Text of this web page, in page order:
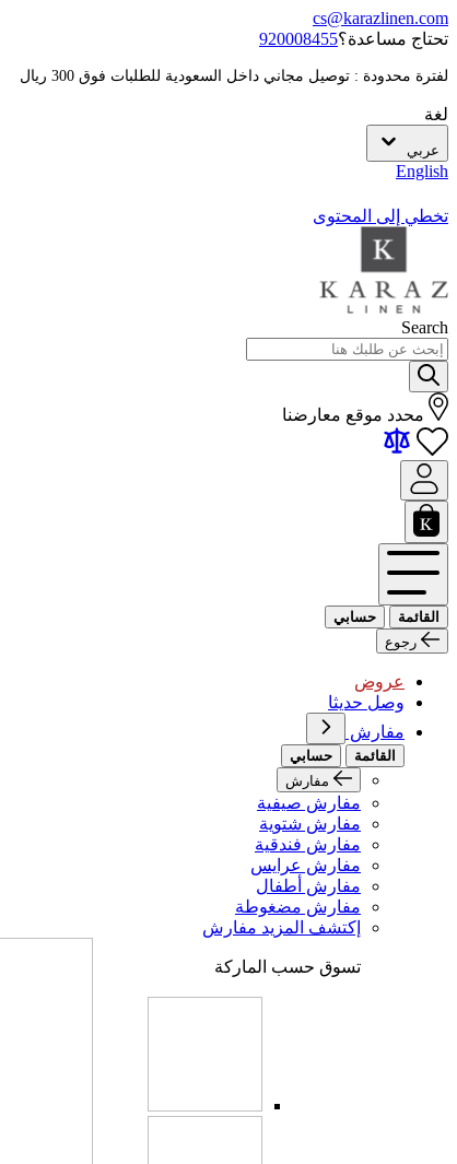
cs@karazlinen.com
تحتاج مساعدة؟920008455
لفترة محدودة : توصيل مجاني داخل السعودية للطلبات فوق 300 ريال
لغة
عربي
English
تخطي إلى المحتوى
Search
محدد موقع معارضنا
القائمة
حسابي
رجوع
عروض
وصل حديثا
مفارش
القائمة
حسابي
مفارش
مفارش صيفية
مفارش شتوية
مفارش فندقية
مفارش عرايس
مفارش أطفال
مفارش مضغوطة
إكتشف المزيد مفارش
تسوق حسب الماركة